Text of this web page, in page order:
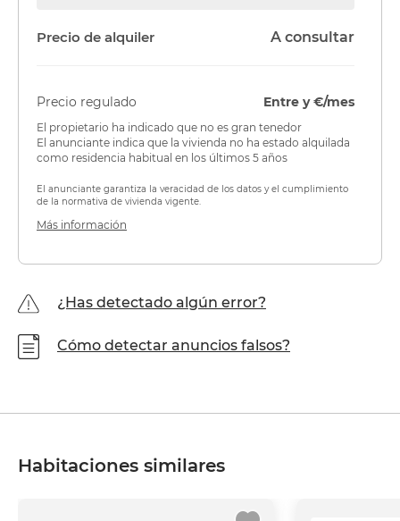
Precio de alquiler A consultar
Precio regulado Entre y €/mes
El propietario ha indicado que no es gran tenedor
El anunciante indica que la vivienda no ha estado alquilada
como residencia habitual en los últimos 5 años
El anunciante garantiza la veracidad de los datos y el cumplimiento
de la normativa de vivienda vigente.
Más información
¿Has detectado algún error?
Cómo detectar anuncios falsos?
Habitaciones similares